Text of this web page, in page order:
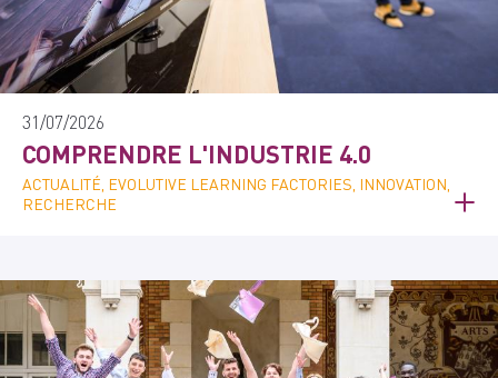
31/07/2026
COMPRENDRE L'INDUSTRIE 4.0
ACTUALITÉ, EVOLUTIVE LEARNING FACTORIES, INNOVATION,
RECHERCHE